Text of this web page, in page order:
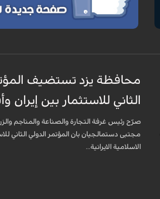
محافظة يزد تستضيف
الثاني للاستثمار بين إيران
صرّح رئيس غرفة التجارة والصناعة والمناجم
مجتبى دستمالجيان بان المؤتمر الدولي الثاني
الاسلامية الايرانية...